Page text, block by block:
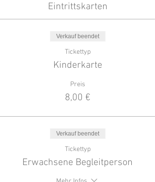
Eintrittskarten
Verkauf beendet
Tickettyp
Kinderkarte
Preis
8,00 €
Verkauf beendet
Tickettyp
Erwachsene Begleitperson